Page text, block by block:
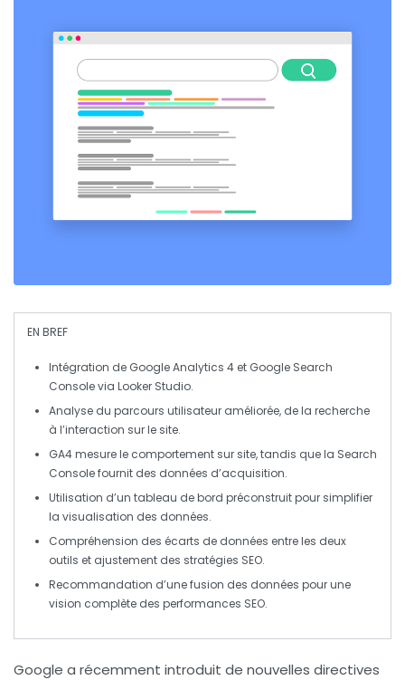
EN BREF
Intégration de Google Analytics 4 et Google Search
Consolevia Looker Studio.
Analyse du parcours utilisateur améliorée, de la recherche
à l’interaction sur le site.
GA4mesure le comportement sur site, tandis que la Search
Consolefournit des données d’acquisition.
Utilisation d’un tableau de bord préconstruitpour simplifier
la visualisation des données.
Compréhension des écarts de données entre les deux
outils et ajustement des stratégies SEO.
Recommandation d’unefusion des données pour une
vision complète des performances SEO.
Google a récemment introduit de nouvelles directives